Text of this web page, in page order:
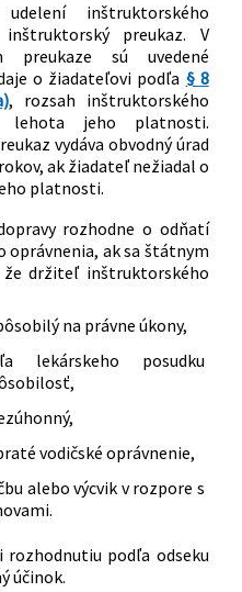
inštruktorského
preukaz. V
preukaze sú uvedené
o žiadateľovi podľa § 8
, rozsah inštruktorského
lehota jeho platnosti.
vydáva obvodný úrad
ak žiadateľ nežiadal o
platnosti.
rozhodne o odňatí
oprávnenia, ak sa štátnym
držiteľ inštruktorského
na právne úkony,
lekárskeho posudku
vodičské oprávnenie,
alebo výcvik v rozpore s
rozhodnutiu podľa odseku
účinok.